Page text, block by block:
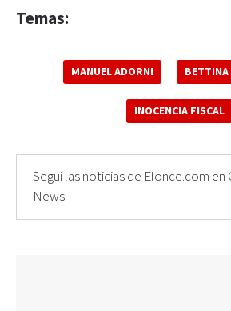
Temas:
MANUEL ADORNI
INOCENCIA FISCAL
Seguí las noticias de Elonce.com en
News